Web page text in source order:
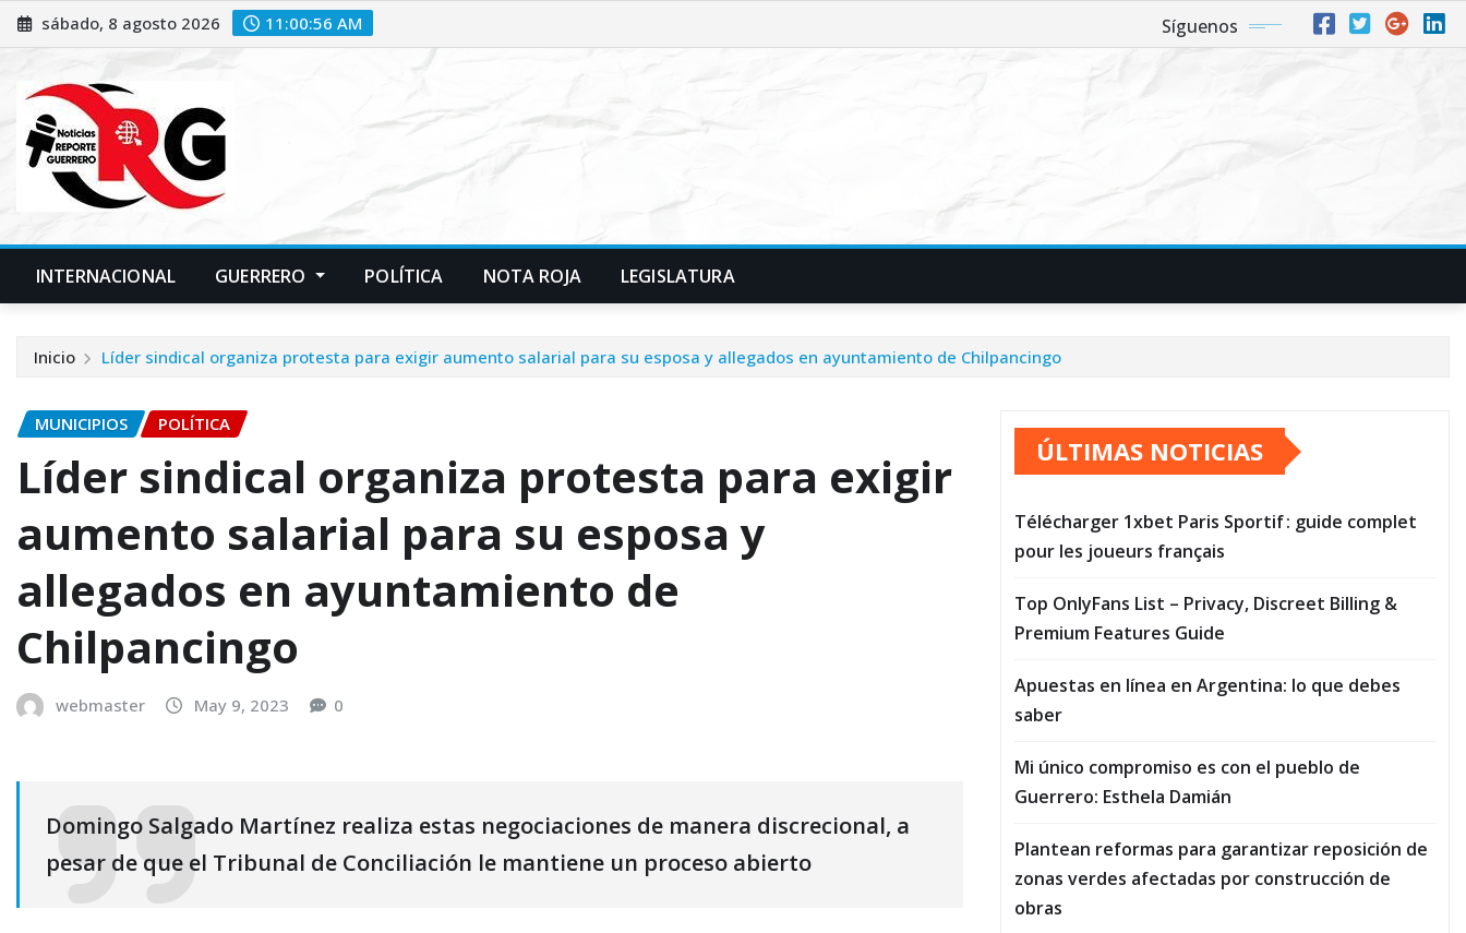
Saltar
al
sábado, 8 agosto 2026 11:00:57 AM Síguenos
INTERNACIONAL GUERRERO POLÍTICA NOTA ROJA LEGISLATURA
Inicio Líder sindical organiza protesta para exigir aumento salarial para su esposa y allegados en ayuntamiento de Chilpancingo
MUNICIPIOS POLÍTICA
Líder sindical organiza protesta para exigir
aumento salarial para su esposa y
allegados en ayuntamiento de
Chilpancingo
webmaster May 9, 2023 0
Domingo Salgado Martínez realiza estas negociaciones de manera discrecional, a
pesar de que el Tribunal de Conciliación le mantiene un proceso abierto
ÚLTIMAS NOTICIAS
Télécharger 1xbet Paris Sportif : guide complet
pour les joueurs français
Top OnlyFans List – Privacy, Discreet Billing &
Premium Features Guide
Apuestas en línea en Argentina: lo que debes
saber
Mi único compromiso es con el pueblo de
Guerrero: Esthela Damián
Plantean reformas para garantizar reposición de
zonas verdes afectadas por construcción de
obras